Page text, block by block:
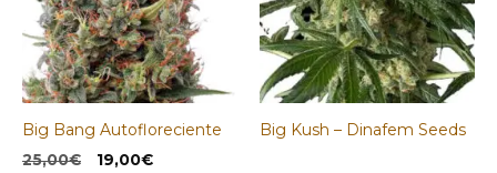
Big Bang Autofloreciente
25,00€
El
19,00€El
Big Kush – Dinafem Seeds